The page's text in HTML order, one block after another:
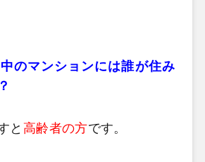
のマンションには誰が住み
と 高齢者の方です。